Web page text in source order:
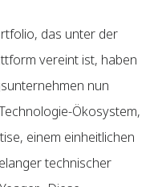
das unter der
vereint ist, haben
nun
Ökosystem,
einem einheitlichen
technischer